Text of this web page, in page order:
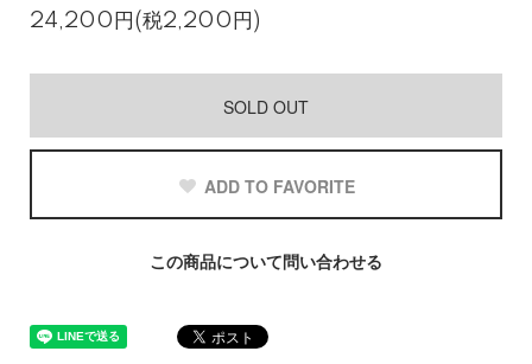
24,200円(税2,200円)
SOLD OUT
ADD TO FAVORITE
この商品について問い合わせる